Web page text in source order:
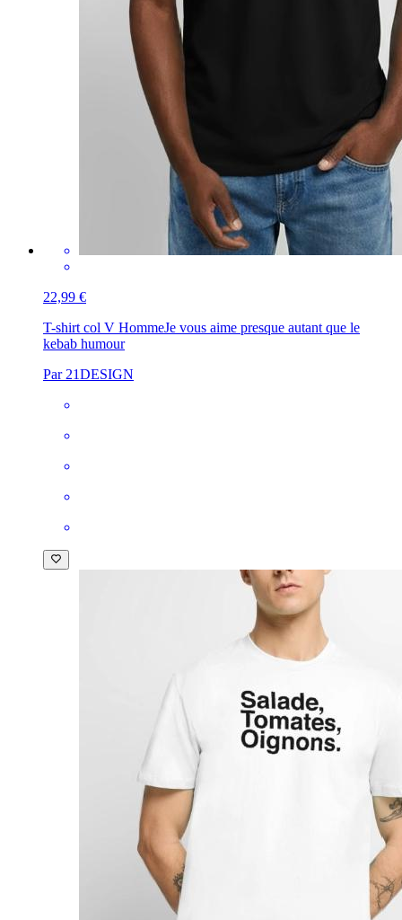
22,99 €
T-shirt col V HommeJe vous aime presque autant que le
kebab humour
Par 21DESIGN